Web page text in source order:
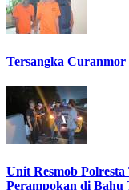
Tersangka Curanmor
Unit Resmob
Perampokan di Bahu